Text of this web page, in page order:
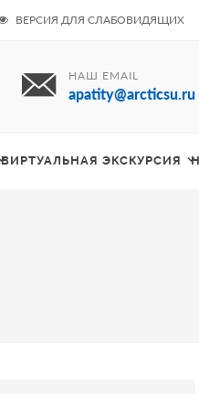
ВЕРСИЯ ДЛЯ СЛАБОВИДЯЩИХ
НАШ EMAIL
apatity@arcticsu.ru
ВИРТУАЛЬНАЯ ЭКСКУРСИЯ